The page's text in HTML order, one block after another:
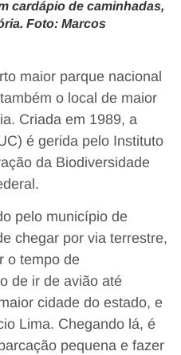
cardápio de caminhadas,
Foto: Marcos
maior parque nacional
o local de maior
Criada em 1989, a
é gerida pelo Instituto
da Biodiversidade
pelo município de
chegar por via terrestre,
o tempo de
de ir de avião até
cidade do estado, e
Lima. Chegando lá, é
pequena e fazer